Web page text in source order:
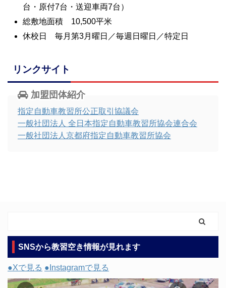
台・原付7台・送迎車両7台）
総敷地面積 10,500平米
休校日 毎月第3月曜日／毎週日曜日／特定日
リンクサイト
加盟団体紹介
指定自動車教習所公正取引協議会
一般社団法人 全日本指定自動車教習所協会連合会
一般社団法人京都府指定自動車教習所協会
SNSから教習空き情報が見れます
●Xで見る ●Instagramで見る